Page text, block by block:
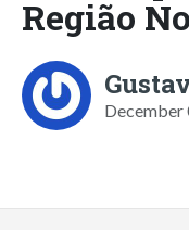
Região
December